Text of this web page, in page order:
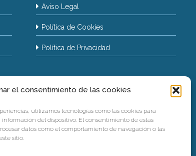
el consentimiento de las cookies
utilizamos tecnologías como las cookies para
del dispositivo. El consentimiento de estas
datos como el comportamiento de navegación o las
sitio.
Aviso Legal
Política de Cookies
Política de Privacidad